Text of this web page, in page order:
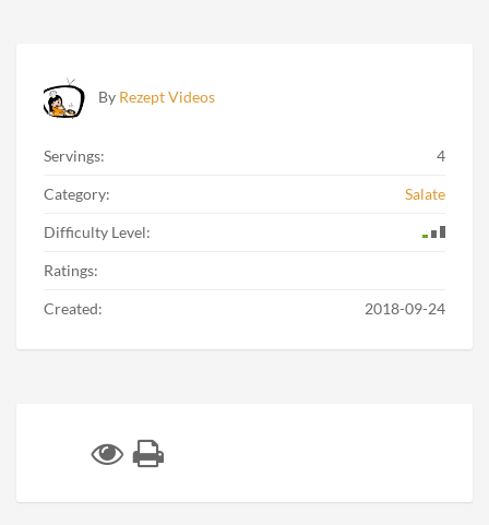
By Rezept Videos
Servings: 4
Category: Salate
Difficulty Level:
Ratings:
Created: 2018-09-24